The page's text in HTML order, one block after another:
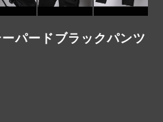
パードブラックパンツ